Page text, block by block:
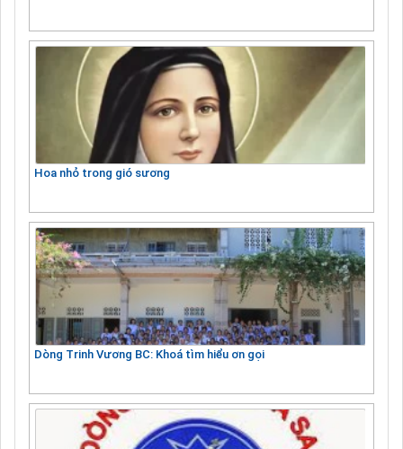
Hoa nhỏ trong gió sương
Dòng Trinh Vương BC: Khoá tìm hiểu ơn gọi